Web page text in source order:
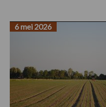
6 mei 2026